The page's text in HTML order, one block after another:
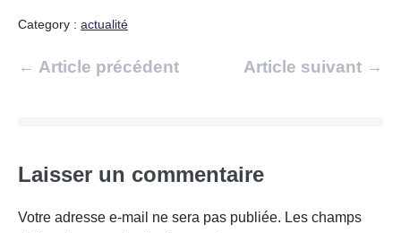
Category : actualité
Navigation
← Article précédent Article suivant →
Laisser un commentaire
Votre adresse e-mail ne sera pas publiée. Les champs